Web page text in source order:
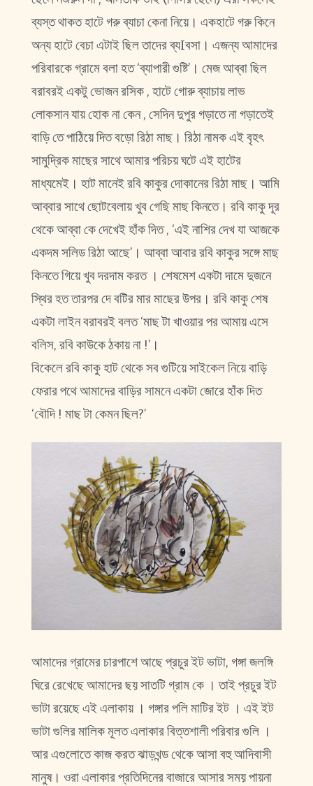
ব্যস্ত থাকত হাটে গরু ব্যাচা কেনা নিয়ে। একহাটে গরু কিনে
অন্য হাটে বেচা এটাই ছিল তাদের ব্যIবসা। এজন্য আমাদের
পরিবারকে গ্রামে বলা হত ‘ব্যাপারী গুষ্টি’। মেজ আব্বা ছিল
বরাবরই একটু ভোজন রসিক , হাটে গোরু ব্যাচায় লাভ
লোকসান যায় হোক না কেন , সেদিন দুপুর গড়াতে না গড়াতেই
বাড়ি তে পাঠিয়ে দিত বড়ো রিঠা মাছ। রিঠা নামক এই বৃহৎ
সামুদ্রিক মাছের সাথে আমার পরিচয় ঘটে এই হাটের
মাধ্যমেই। হাট মানেই রবি কাকুর দোকানের রিঠা মাছ। আমি
আব্বার সাথে ছোটবেলায় খুব গেছি মাছ কিনতে। রবি কাকু দূর
থেকে আব্বা কে দেখেই হাঁক দিত , ‘এই নাশির দেখ যা আজকে
একদম সলিড রিঠা আছে’। আব্বা আবার রবি কাকুর সঙ্গে মাছ
কিনতে গিয়ে খুব দরদাম করত । শেষমেশ একটা দামে দুজনে
স্থির হত তারপর দে বটির মার মাছের উপর। রবি কাকু শেষ
একটা লাইন বরাবরই বলত ‘মাছ টা খাওয়ার পর আমায় এসে
বলিস, রবি কাউকে ঠকায় না !’।
বিকেলে রবি কাকু হাট থেকে সব গুটিয়ে সাইকেল নিয়ে বাড়ি
ফেরার পথে আমাদের বাড়ির সামনে একটা জোরে হাঁক দিত
‘বৌদি ! মাছ টা কেমন ছিল?’
আমাদের গ্রামের চারপাশে আছে প্রচুর ইট ভাটা, গঙ্গা জলঙ্গি
ঘিরে রেখেছে আমাদের ছয় সাতটি গ্রাম কে । তাই প্রচুর ইট
ভাটা রয়েছে এই এলাকায় । গঙ্গার পলি মাটির ইট । এই ইট
ভাটা গুলির মালিক মূলত এলাকার বিত্তশালী পরিবার গুলি ।
আর এগুলোতে কাজ করত ঝাড়খন্ড থেকে আসা বহু আদিবাসী
মানুষ। ওরা এলাকার প্রতিদিনের বাজারে আসার সময় পায়না